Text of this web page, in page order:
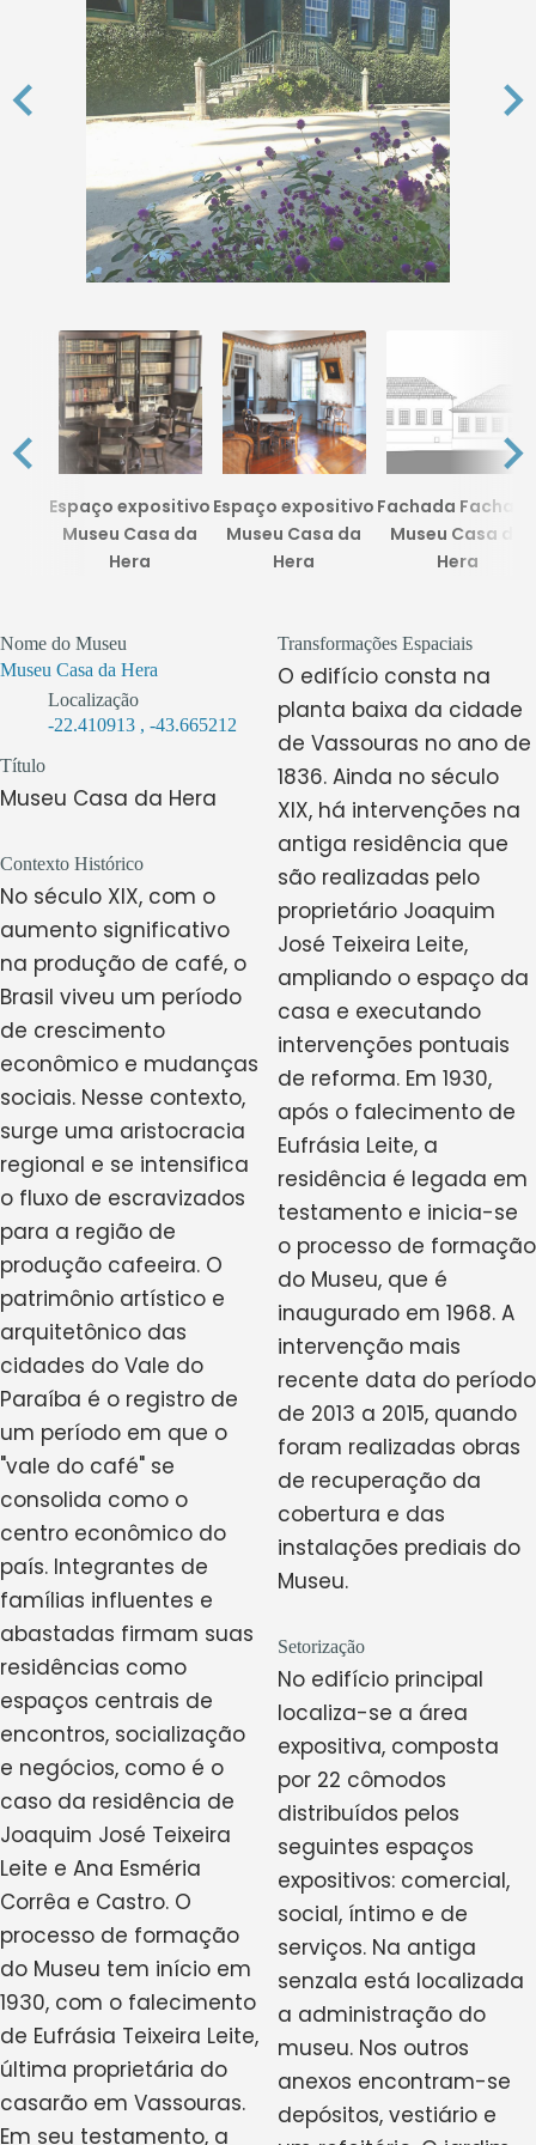
Espaço expositivo
Museu Casa da
Hera
Espaço expositivo
Museu Casa da
Hera
Fachada
Museu Casa da
Hera
Nome do Museu
Museu Casa da Hera
Localização
-22.410913 , -43.665212
Título
Museu Casa da Hera
Contexto Histórico
No século XIX, com o
aumento significativo
na produção de café, o
Brasil viveu um período
de crescimento
econômico e mudanças
sociais. Nesse contexto,
surge uma aristocracia
regional e se intensifica
o fluxo de escravizados
para a região de
produção cafeeira. O
patrimônio artístico e
arquitetônico das
cidades do Vale do
Paraíba é o registro de
um período em que o
"vale do café" se
consolida como o
centro econômico do
país. Integrantes de
famílias influentes e
abastadas firmam suas
residências como
espaços centrais de
encontros, socialização
e negócios, como é o
caso da residência de
Joaquim José Teixeira
Leite e Ana Esméria
Corrêa e Castro. O
processo de formação
do Museu tem início em
1930, com o falecimento
de Eufrásia Teixeira Leite,
última proprietária do
casarão em Vassouras.
Em seu testamento, a
Transformações Espaciais
O edifício consta na
planta baixa da cidade
de Vassouras no ano de
1836. Ainda no século
XIX, há intervenções na
antiga residência que
são realizadas pelo
proprietário Joaquim
José Teixeira Leite,
ampliando o espaço da
casa e executando
intervenções pontuais
de reforma. Em 1930,
após o falecimento de
Eufrásia Leite, a
residência é legada em
testamento e inicia-se
o processo de formação
do Museu, que é
inaugurado em 1968. A
intervenção mais
recente data do período
de 2013 a 2015, quando
foram realizadas obras
de recuperação da
cobertura e das
instalações prediais do
Museu.
Setorização
No edifício principal
localiza-se a área
expositiva, composta
por 22 cômodos
distribuídos pelos
seguintes espaços
expositivos: comercial,
social, íntimo e de
serviços. Na antiga
senzala está localizada
a administração do
museu. Nos outros
anexos encontram-se
depósitos, vestiário e